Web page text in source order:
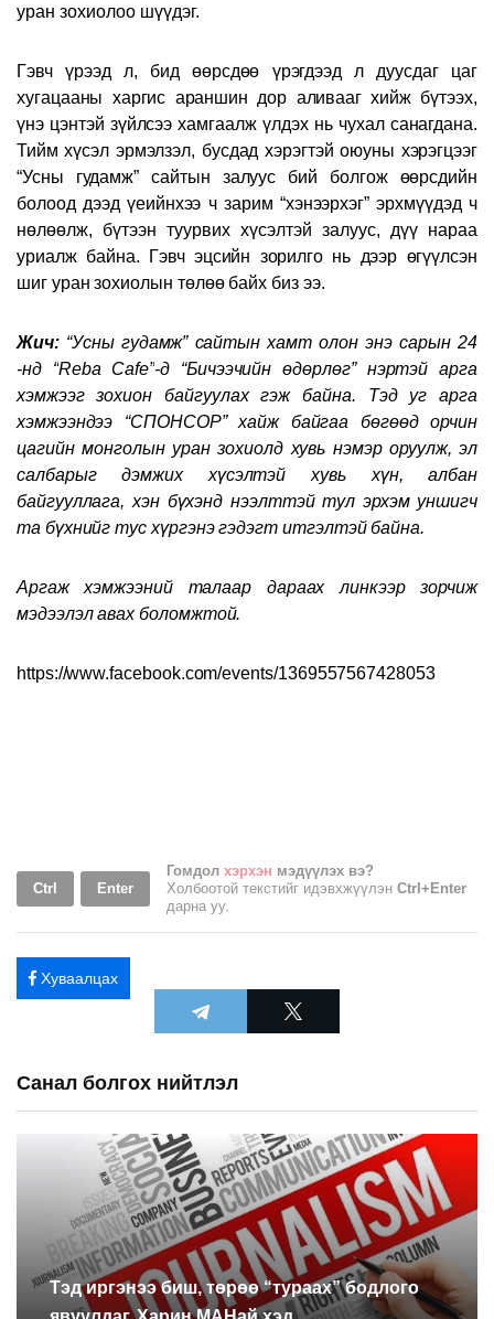
уран зохиолоо шүүдэг.
Гэвч үрээд л, бид өөрсдөө үрэгдээд л дуусдаг цаг
хугацааны харгис араншин дор аливааг хийж бүтээх,
үнэ цэнтэй зүйлсээ хамгаалж үлдэх нь чухал санагдана.
Тийм хүсэл эрмэлзэл, бусдад хэрэгтэй оюуны хэрэгцээг
“Усны гудамж” сайтын залуус бий болгож өөрсдийн
болоод дээд үеийнхээ ч зарим “хэнээрхэг” эрхмүүдэд ч
нөлөөлж, бүтээн туурвих хүсэлтэй залуус, дүү нараа
уриалж байна. Гэвч эцсийн зорилго нь дээр өгүүлсэн
шиг уран зохиолын төлөө байх биз ээ.
Жич:“Усны гудамж” сайтын хамт олон энэ сарын 24
-нд “Reba Cafe”-д “Бичээчийн өдөрлөг” нэртэй арга
хэмжээг зохион байгуулах гэж байна. Тэд уг арга
хэмжээндээ “СПОНСОР” хайж байгаа бөгөөд орчин
цагийн монголын уран зохиолд хувь нэмэр оруулж, эл
салбарыг дэмжих хүсэлтэй хувь хүн, албан
байгууллага, хэн бүхэнд нээлттэй тул эрхэм уншигч
та бүхнийг тус хүргэнэ гэдэгт итгэлтэй байна.
Аргаж хэмжээний талаар дараах линкээр зорчиж
мэдээлэл авах боломжтой.
https://www.facebook.com/events/1369557567428053
Ctrl Enter
Гомдол хэрхэн мэдүүлэх вэ?
Холбоотой текстийг идэвхжүүлэн Ctrl+Enter
дарна уу.
Хуваалцах
Санал болгох нийтлэл
Тэд иргэнээ биш, төрөө “тураах” бодлого